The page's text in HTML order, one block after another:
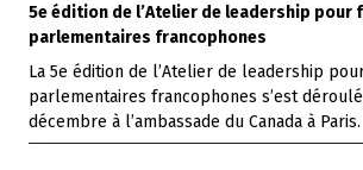
5e édition de l’Atelier de leadership pour
parlementaires francophones
La 5e édition de l’Atelier de leadership
parlementaires francophones s’est
décembre à l’ambassade du Canada à Paris.